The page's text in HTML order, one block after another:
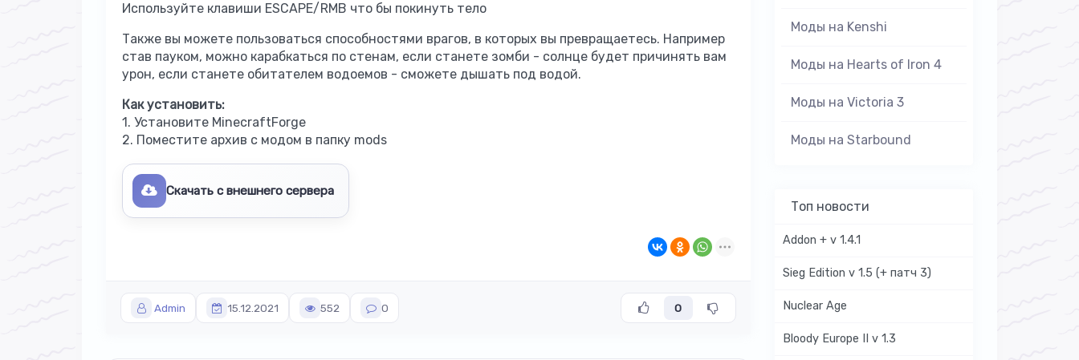
Используйте клавиши ESCAPE/RMB что бы покинуть тело
Также вы можете пользоваться способностями врагов, в которых вы превращаетесь. Например
став пауком, можно карабкаться по стенам, если станете зомби - солнце будет причинять вам
урон, если станете обитателем водоемов - сможете дышать под водой.
Как установить:
1. Установите MinecraftForge
2. Поместите архив с модом в папку mods
Скачать с внешнего сервера
Admin 15.12.2021 552 0 0
Моды на Kenshi
Моды на Hearts of Iron 4
Моды на Victoria 3
Моды на Starbound
Топ новости
Addon + v 1.4.1
Sieg Edition v 1.5 (+ патч 3)
Nuclear Age
Bloody Europe II v 1.3